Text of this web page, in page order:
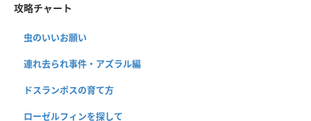
攻略チャート
虫のいいお願い
連れ去られ事件・アズラル編
ドスランポスの育て方
ローゼルフィンを探して